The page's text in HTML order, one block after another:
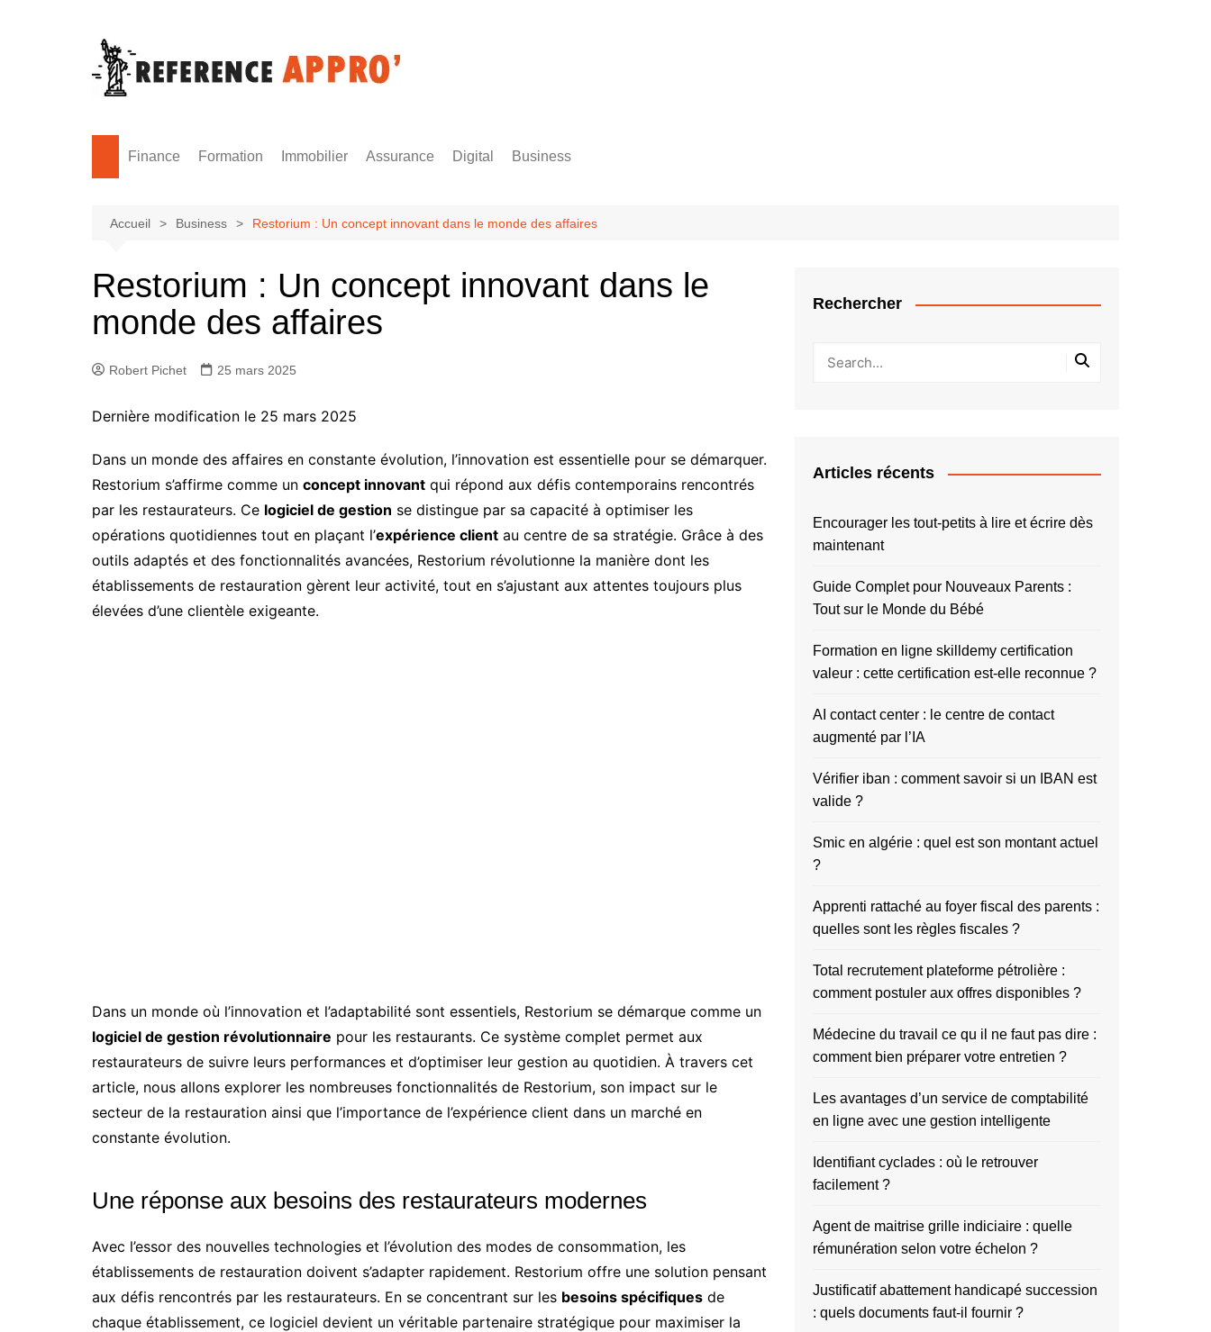
Finance Formation Immobilier Assurance Digital Business
Accueil Business Restorium : Un concept innovant dans le monde des affaires
Restorium : Un concept innovant dans le
monde des affaires
Robert Pichet 25 mars 2025
Dernière modification le 25 mars 2025
Dans un monde des affaires en constante évolution, l’innovation est essentielle pour se démarquer.
Restorium s’affirme comme un concept innovant qui répond aux défis contemporains rencontrés
par les restaurateurs. Ce logiciel de gestion se distingue par sa capacité à optimiser les
opérations quotidiennes tout en plaçant l’expérience client au centre de sa stratégie. Grâce à des
outils adaptés et des fonctionnalités avancées, Restorium révolutionne la manière dont les
établissements de restauration gèrent leur activité, tout en s’ajustant aux attentes toujours plus
élevées d’une clientèle exigeante.
Dans un monde où l’innovation et l’adaptabilité sont essentiels, Restorium se démarque comme un
logiciel de gestion révolutionnaire pour les restaurants. Ce système complet permet aux
restaurateurs de suivre leurs performances et d’optimiser leur gestion au quotidien. À travers cet
article, nous allons explorer les nombreuses fonctionnalités de Restorium, son impact sur le
secteur de la restauration ainsi que l’importance de l’expérience client dans un marché en
constante évolution.
Une réponse aux besoins des restaurateurs modernes
Avec l’essor des nouvelles technologies et l’évolution des modes de consommation, les
établissements de restauration doivent s’adapter rapidement. Restorium offre une solution pensant
aux défis rencontrés par les restaurateurs. En se concentrant sur les besoins spécifiques de
chaque établissement, ce logiciel devient un véritable partenaire stratégique pour maximiser la
Rechercher
Articles récents
Encourager les tout-petits à lire et écrire dès
maintenant
Guide Complet pour Nouveaux Parents :
Tout sur le Monde du Bébé
Formation en ligne skilldemy certification
valeur : cette certification est-elle reconnue ?
AI contact center : le centre de contact
augmenté par l’IA
Vérifier iban : comment savoir si un IBAN est
valide ?
Smic en algérie : quel est son montant actuel
?
Apprenti rattaché au foyer fiscal des parents :
quelles sont les règles fiscales ?
Total recrutement plateforme pétrolière :
comment postuler aux offres disponibles ?
Médecine du travail ce qu il ne faut pas dire :
comment bien préparer votre entretien ?
Les avantages d’un service de comptabilité
en ligne avec une gestion intelligente
Identifiant cyclades : où le retrouver
facilement ?
Agent de maitrise grille indiciaire : quelle
rémunération selon votre échelon ?
Justificatif abattement handicapé succession
: quels documents faut-il fournir ?